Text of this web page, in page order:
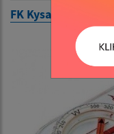
FK Kysak -